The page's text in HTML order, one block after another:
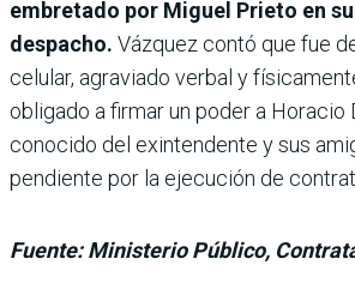
embretado por Miguel Prieto en
despacho. Vázquez contó que fue
celular, agraviado verbal y
obligado a firmar un poder a Horacio
conocido del exintendente y sus
pendiente por la ejecución de
Fuente: Ministerio Público,